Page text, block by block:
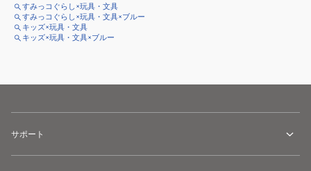
すみっコぐらし×玩具・文具
すみっコぐらし×玩具・文具×ブルー
キッズ×玩具・文具
キッズ×玩具・文具×ブルー
サポート